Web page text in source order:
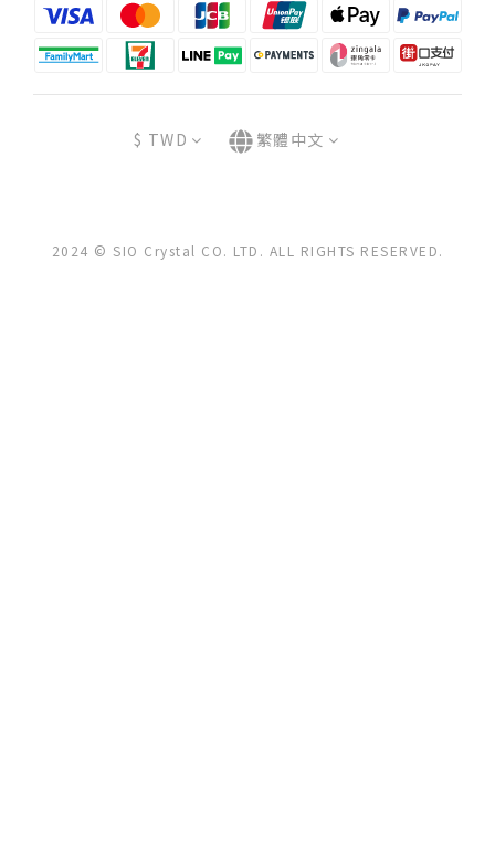
$ TWD 繁體中文
2024 © SIO Crystal CO. LTD. ALL RIGHTS RESERVED.